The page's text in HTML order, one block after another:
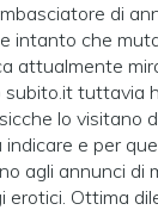
di
intanto che
attualmente
tuttavia
lo visitano
indicare e per
agli annunci di
erotici. Ottima